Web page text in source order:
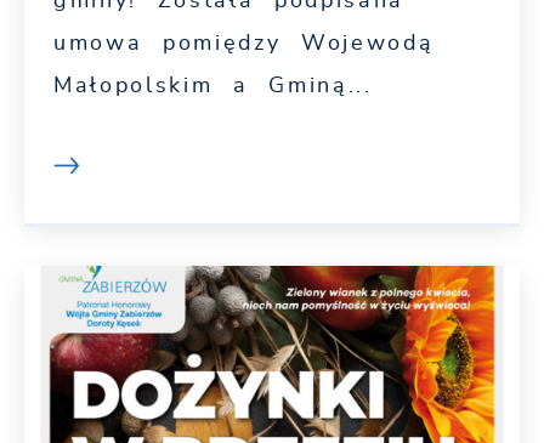
umowa pomiędzy Wojewodą
Małopolskim a Gminą...